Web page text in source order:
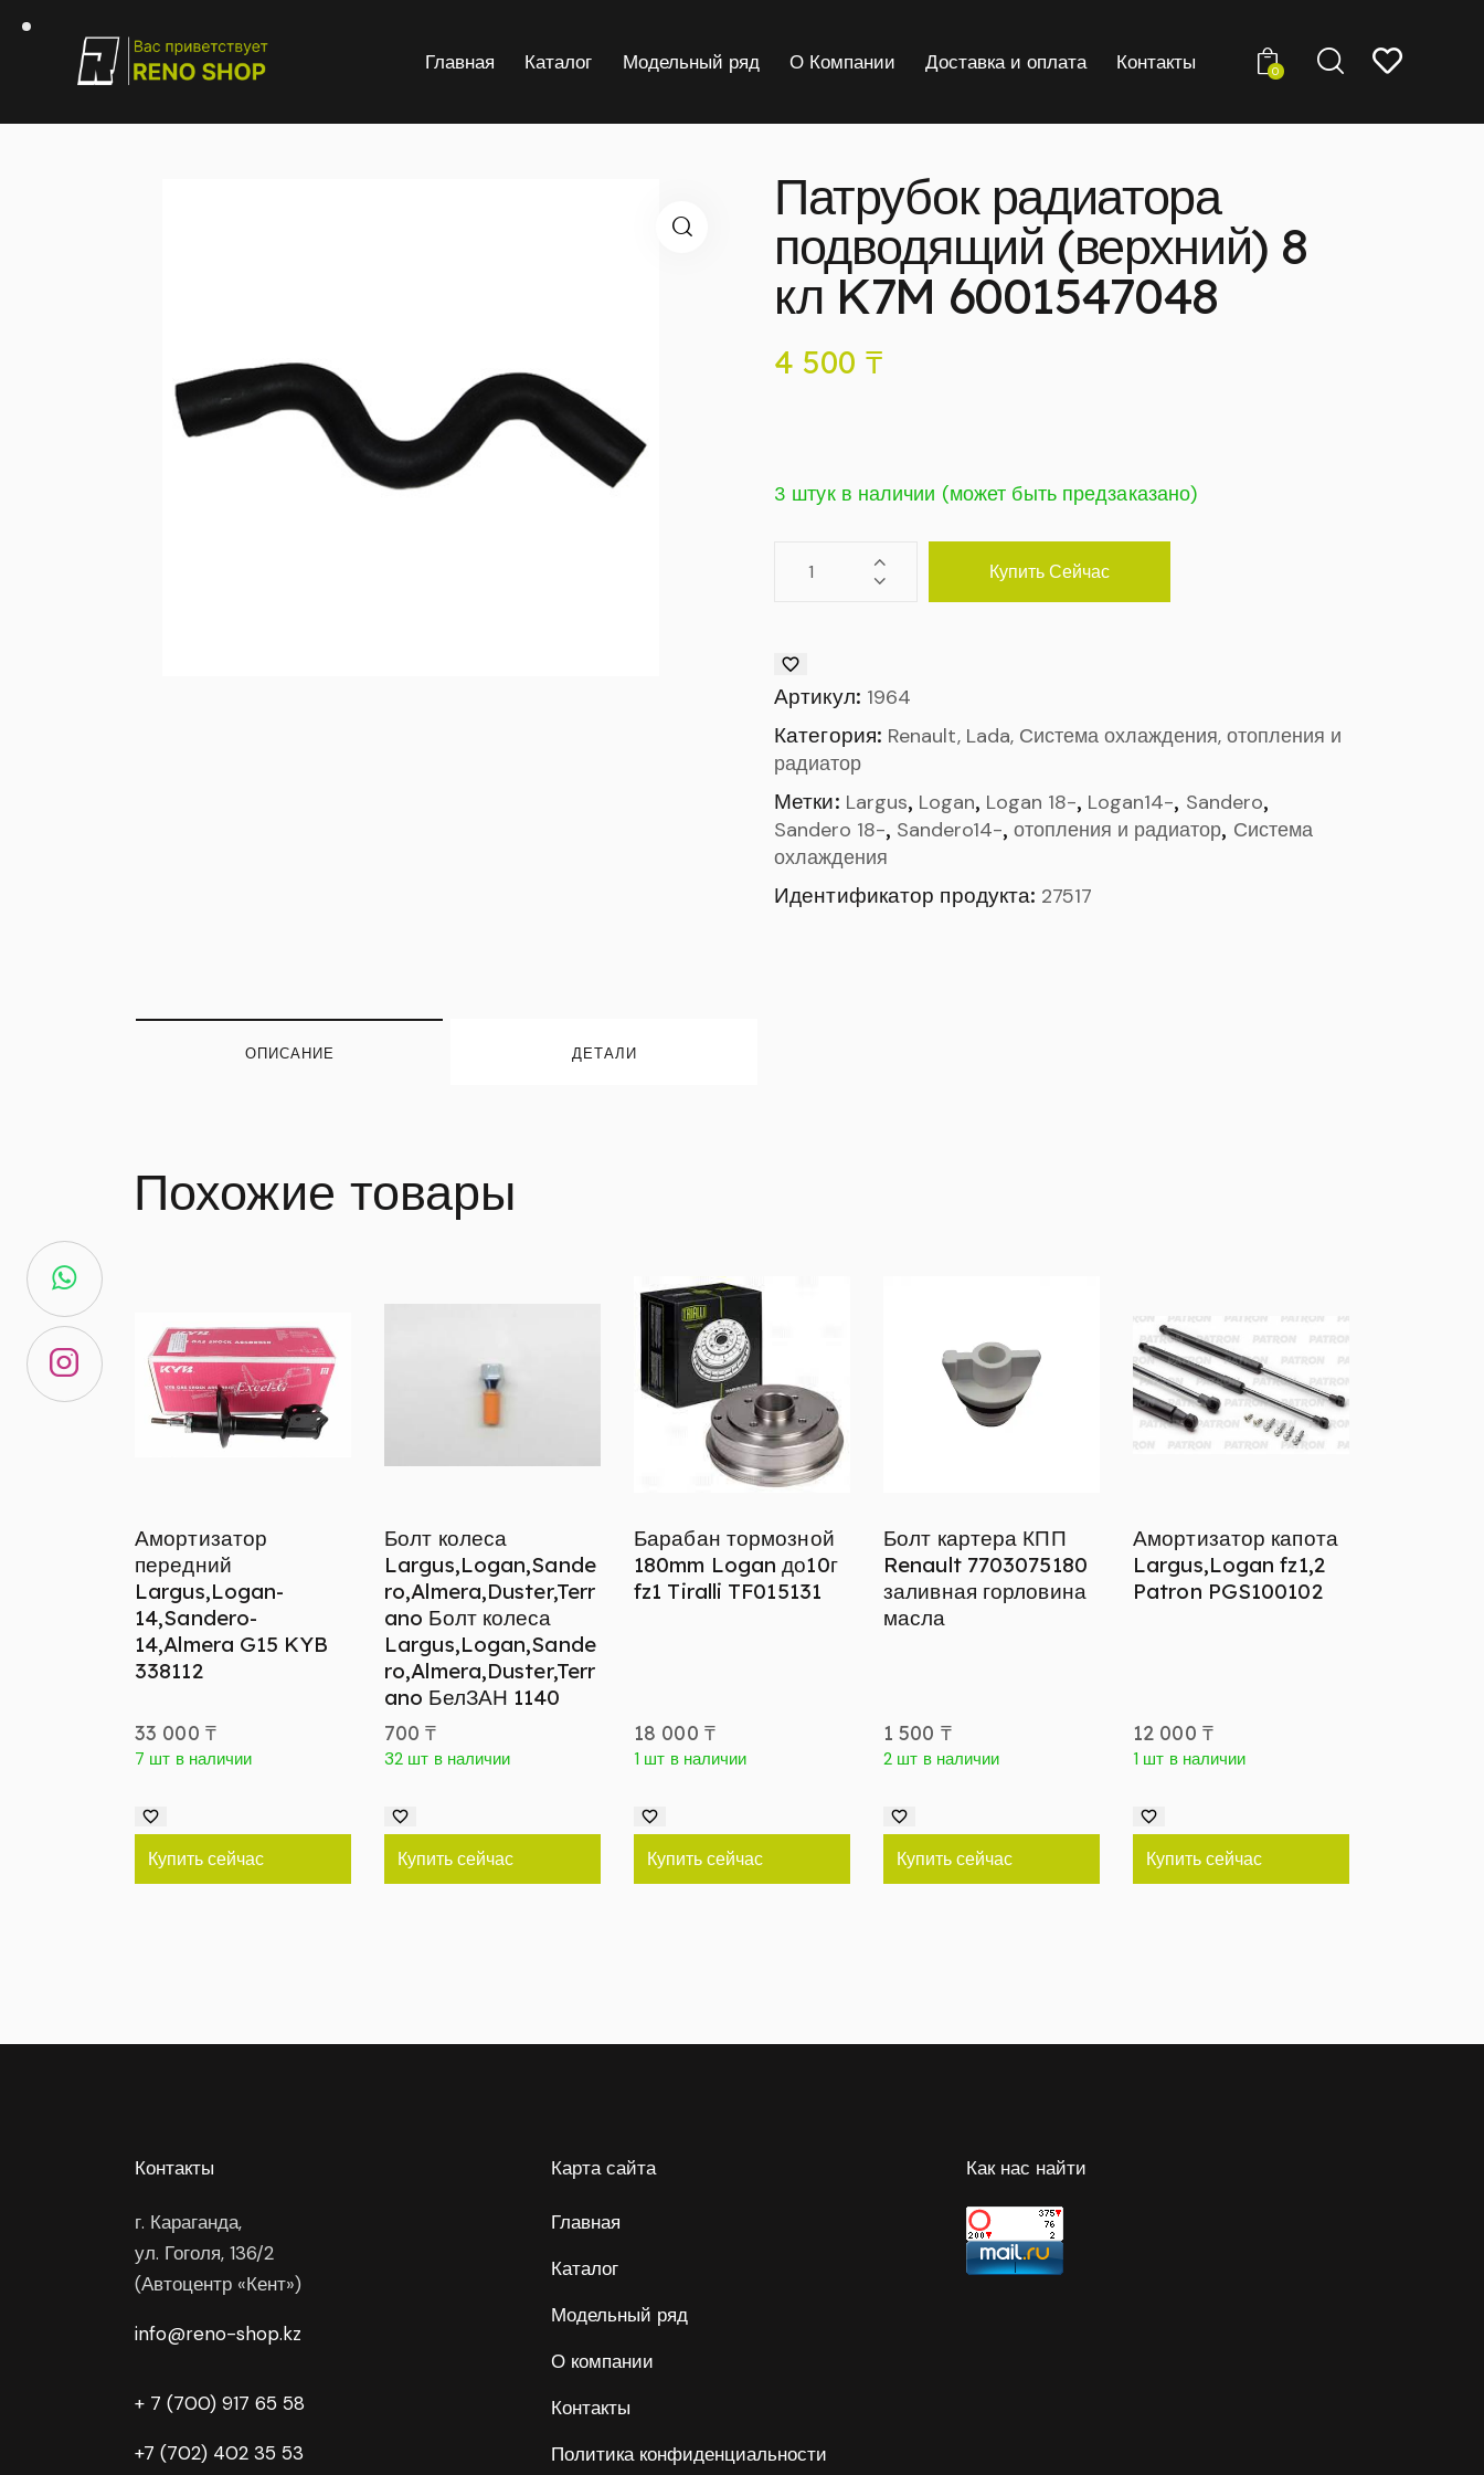
Главная Каталог Модельный ряд О Компании Доставка и оплата Контакты 0
Патрубок радиатора
подводящий (верхний) 8
кл K7M 6001547048
4 500 ₸
3 штук в наличии (может быть предзаказано)
Купить Сейчас
Артикул: 1964
Категория: Renault, Lada, Система охлаждения, отопления и
радиатор
Метки: Largus, Logan, Logan 18-, Logan14-, Sandero,
Sandero 18-, Sandero14-,отопления и радиатор, Система
охлаждения
Идентификатор продукта: 27517
ОПИСАНИЕ ДЕТАЛИ
Похожие товары
Амортизатор
передний
Largus,Logan-
14,Sandero-
14,Almera G15 KYB
338112
33 000 ₸
7 шт в наличии
Купить сейчас
Болт колеса
Largus,Logan,Sande
ro,Almera,Duster,Terr
ano Болт колеса
Largus,Logan,Sande
ro,Almera,Duster,Terr
ano БелЗАН 1140
700₸
32 шт в наличии
Купить сейчас
Барабан тормозной
180mm Logan до10г
fz1 Tiralli TF015131
18 000 ₸
1 шт в наличии
Купить сейчас
Болт картера КПП
Renault 7703075180
заливная горловина
масла
1 500 ₸
2 шт в наличии
Купить сейчас
Амортизатор капота
Largus,Logan fz1,2
Patron PGS100102
12 000 ₸
1 шт в наличии
Купить сейчас
Контакты
г. Караганда,
ул. Гоголя, 136/2
(Автоцентр «Кент»)
info@reno-shop.kz
+ 7 (700) 917 65 58
+7 (702) 402 35 53
Карта сайта
Главная
Каталог
Модельный ряд
О компании
Контакты
Политика конфиденциальности
Как нас найти